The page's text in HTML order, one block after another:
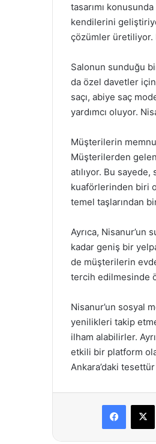
tasarımı
kendilerini
çözümler üretiliyor.
Salonun sunduğu
da özel davetler için
saçı, abiye saç
yardımcı oluyor.
Müşterilerin
Müşterilerden
atılıyor. Bu
kuaförlerinden biri
temel taşlarından
Ayrıca,
kadar geniş bir
de müşterilerin
tercih edilmesinde
Nisanur’un sosyal
yenilikleri takip
ilham alabilirler.
etkili bir platform
Ankara’daki
X